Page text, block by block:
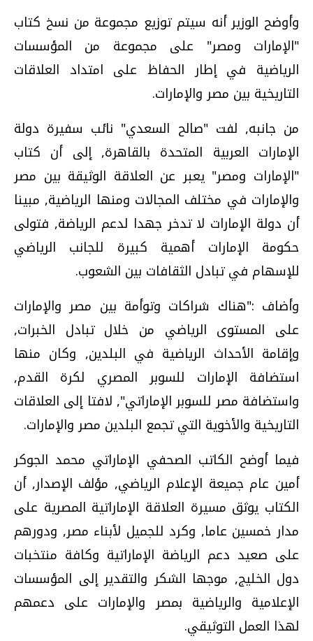
وأوضح الوزير أنه سيتم توزيع مجموعة من نسخ كتاب
"الإمارات ومصر" على مجموعة من المؤسسات
الرياضية في إطار الحفاظ على امتداد العلاقات
التاريخية بين مصر والإمارات.
من جانبه, لفت "صالح السعدي" نائب سفيرة دولة
الإمارات العربية المتحدة بالقاهرة, إلى أن كتاب
"الإمارات ومصر" يعبر عن العلاقة الوثيقة بين مصر
والإمارات في مختلف المجالات ومنها الرياضية, مبينا
أن دولة الإمارات لا تدخر جهدا لدعم الرياضة, فتولى
حكومة الإمارات أهمية كبيرة للجانب الرياضي
للإسهام في تبادل الثقافات بين الشعوب.
وأضاف :"هناك شراكات وتوأمة بين مصر والإمارات
على المستوى الرياضي من خلال تبادل الخبرات,
وإقامة الأحداث الرياضية في البلدين, وكان منها
استضافة الإمارات للسوبر المصري لكرة القدم,
واستضافة مصر للسوبر الإماراتي", لافتا إلى العلاقات
التاريخية والأخوية التي تجمع البلدين مصر والإمارات.
فيما أوضح الكاتب الصحفي الإماراتي محمد الجوكر
أمين عام جميعة الإعلام الرياضي, مؤلف الإصدار, أن
الكتاب يوثق مسيرة العلاقة الإماراتية المصرية على
مدار خمسين عاما, وكرد للجميل لأبناء مصر, ودورهم
على صعيد دعم الرياضة الإماراتية وكافة منتخبات
دول الخليج, موجها الشكر والتقدير إلى المؤسسات
الإعلامية والرياضية بمصر والإمارات على دعمهم
لهذا العمل التوثيقي.